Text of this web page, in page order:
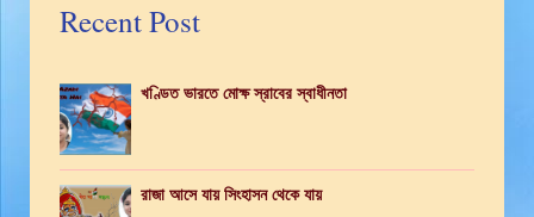
Recent Post
খণ্ডিত ভারতে মোক্ষ স্রাবের স্বাধীনতা
রাজা আসে যায় সিংহাসন থেকে যায়